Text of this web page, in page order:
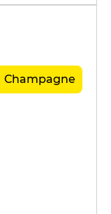
Champagne